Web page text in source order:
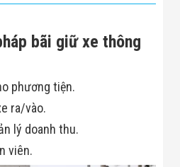
Chuyển Khoản
Giải Pháp
bãi giữ xe thông
phương tiện.
ra/vào.
lý doanh thu.
viên.